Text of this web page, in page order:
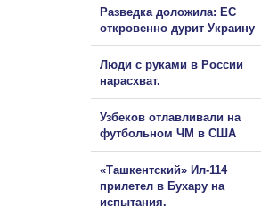
Разведка доложила: ЕС
откровенно дурит Украину
Люди с руками в России
нарасхват.
Узбеков отлавливали на
футбольном ЧМ в США
«Ташкентский» Ил-114
прилетел в Бухару на
испытания.